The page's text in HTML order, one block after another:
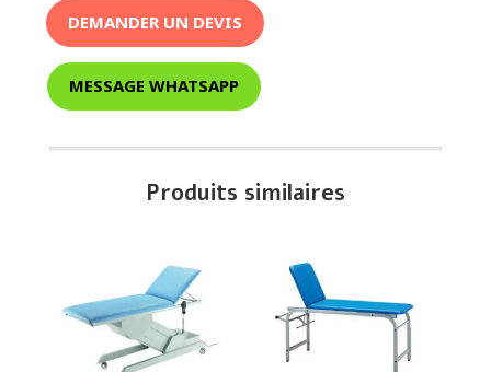
DEMANDER UN DEVIS
MESSAGE WHATSAPP
Produits similaires